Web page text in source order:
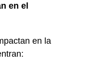
en el
en la